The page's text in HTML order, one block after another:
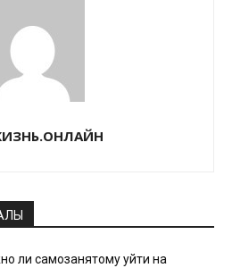
ли самозанятому уйти на